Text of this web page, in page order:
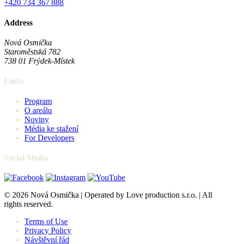
+420 734 367 888
Address
Nová Osmička
Staroměstská 782
738 01 Frýdek-Místek
Links
Program
O areálu
Noviny
Média ke stažení
For Developers
Social Media
© 2026 Nová Osmička | Operated by Love production s.r.o. | All
rights reserved.
Terms of Use
Privacy Policy
Návštěvní řád